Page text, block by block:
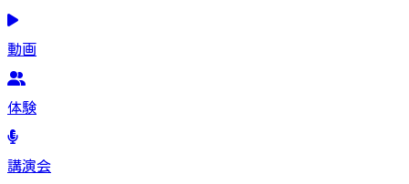
動画
体験
講演会